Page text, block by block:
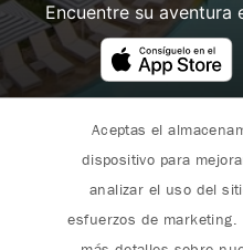
Encuentre su aventura
Fairmont
Copyright 2026.
Aceptas el
dispositivo para
analizar el uso del
esfuerzos de